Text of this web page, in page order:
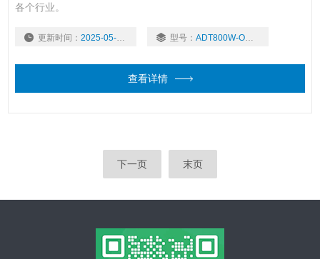
各个行业。
更新时间： 2025-05-06 型号： ADT800W-O2-H
查看详情
下一页 末页